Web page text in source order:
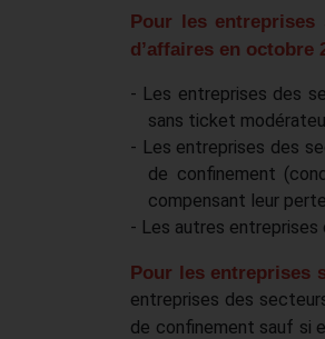
Pour les
d’affaires en octobre
- Les entreprises des
sans ticket
- Les entreprises des
de confinement
compensant leur
- Les autres entreprises
Pour les entreprises
entreprises des
de confinement sauf si